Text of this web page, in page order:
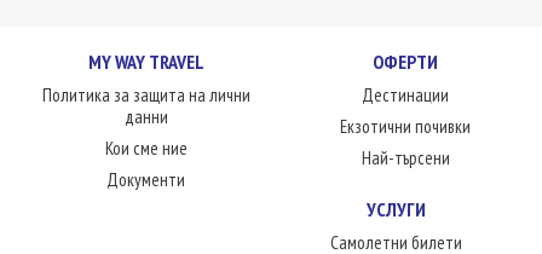
MY WAY TRAVEL
Политика за защита на лични
данни
Кои сме ние
Документи
ОФЕРТИ
Дестинации
Екзотични почивки
Най-търсени
УСЛУГИ
Самолетни билети